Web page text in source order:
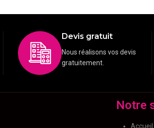
Devis gratuit
Nous réalisons vos devis
gratuitement.
Notre
Accueil